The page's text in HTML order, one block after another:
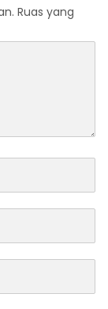
Ruas yang